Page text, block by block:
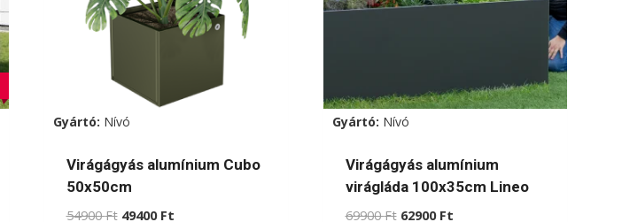
termékoldalon
választhatók
a
Gyártó: Nívó
Virágágyás alumínium Cubo
50x50cm
54900Ft Original
49400 FtCurrent
Gyártó: Nívó
Virágágyás alumínium
virágláda 100x35cm Lineo
69900Ft Original
62900 FtCurrent